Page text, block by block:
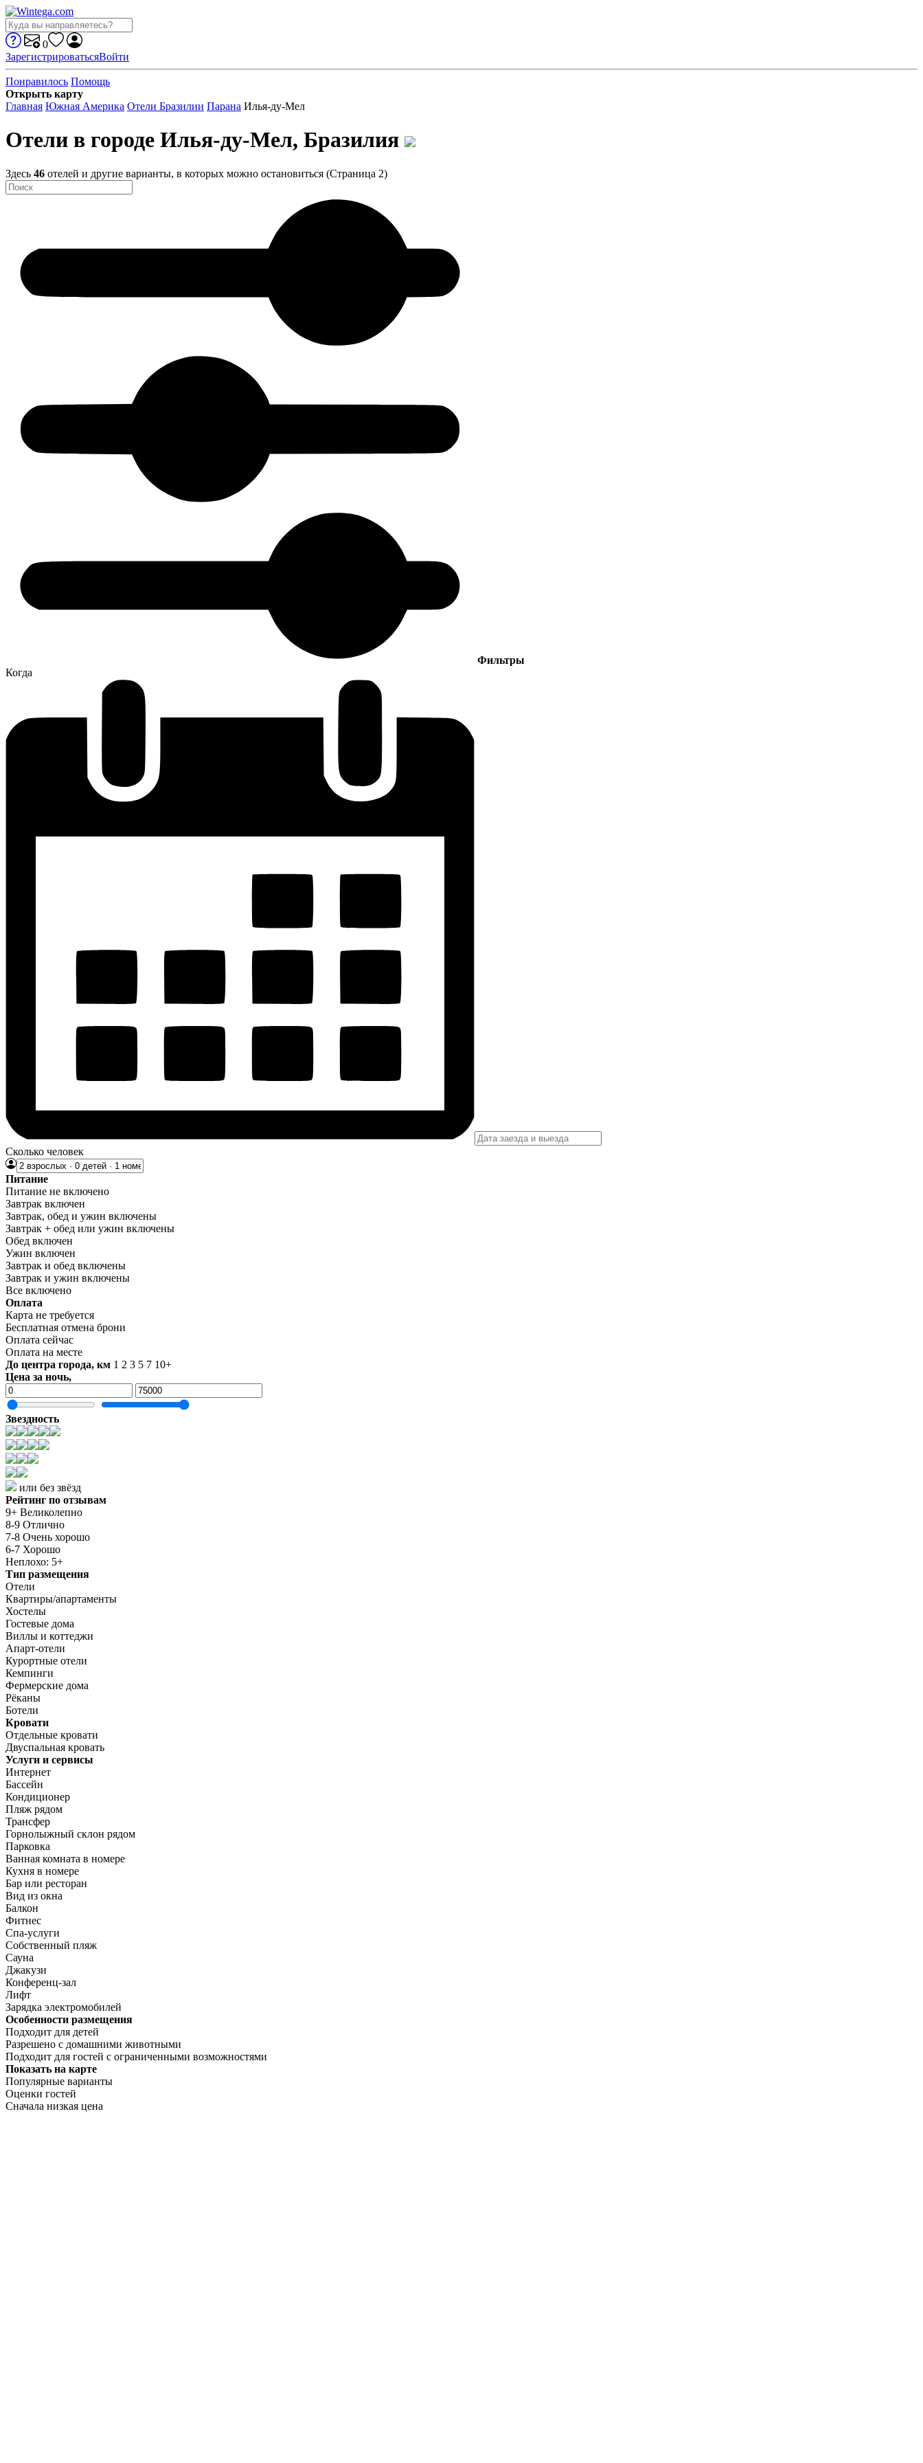
0
ЗарегистрироватьсяВойти
Понравилось Помощь
Открыть карту
Главная Южная Америка Отели Бразилии Парана Илья-ду-Мел
Отели в городе Илья-ду-Мел, Бразилия
Здесь 46 отелей и другие варианты, в которых можно остановиться (Страница 2)
Фильтры
Когда
Сколько человек
Питание
Питание не включено
Завтрак включен
Завтрак, обед и ужин включены
Завтрак + обед или ужин включены
Обед включен
Ужин включен
Завтрак и обед включены
Завтрак и ужин включены
Все включено
Оплата
Карта не требуется
Бесплатная отмена брони
Оплата сейчас
Оплата на месте
До центра города, км 1 2 3 5 7 10+
Цена за ночь,
Звездность
или без звёзд
Рейтинг по отзывам
9+ Великолепно
8-9 Отлично
7-8 Очень хорошо
6-7 Хорошо
Неплохо: 5+
Тип размещения
Отели
Квартиры/апартаменты
Хостелы
Гостевые дома
Виллы и коттеджи
Апарт-отели
Курортные отели
Кемпинги
Фермерские дома
Рёканы
Ботели
Кровати
Отдельные кровати
Двуспальная кровать
Услуги и сервисы
Интернет
Бассейн
Кондиционер
Пляж рядом
Трансфер
Горнолыжный склон рядом
Парковка
Ванная комната в номере
Кухня в номере
Бар или ресторан
Вид из окна
Балкон
Фитнес
Спа-услуги
Собственный пляж
Сауна
Джакузи
Конференц-зал
Лифт
Зарядка электромобилей
Особенности размещения
Подходит для детей
Разрешено с домашними животными
Подходит для гостей с ограниченными возможностями
Показать на карте
Популярные варианты
Оценки гостей
Сначала низкая цена